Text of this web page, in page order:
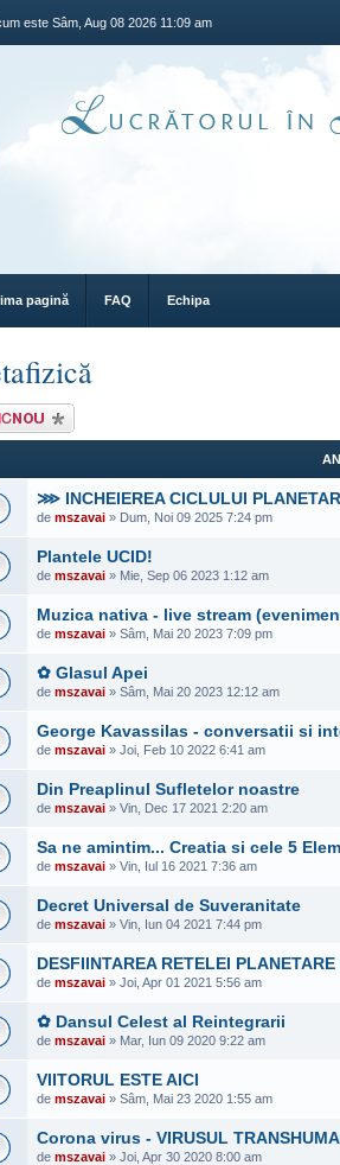
este Sâm, Aug 08 2026 11:09 am
pagină FAQ Echipa
subiect
⋙ INCHEIEREA CICLULUI
de mszavai » Dum, Noi 09 2025 7:24 pm
Plantele UCID!
de mszavai » Mie, Sep 06 2023 1:12 am
Muzica nativa - live stream
de mszavai » Sâm, Mai 20 2023 7:09 pm
✿ Glasul Apei
de mszavai » Sâm, Mai 20 2023 12:12 am
George Kavassilas - conversatii si
de mszavai » Joi, Feb 10 2022 6:41 am
Din Preaplinul Sufletelor noastre
de mszavai » Vin, Dec 17 2021 2:20 am
Sa ne amintim... Creatia si cele 5
de mszavai » Vin, Iul 16 2021 7:36 am
Decret Universal de Suveranitate
de mszavai » Vin, Iun 04 2021 7:44 pm
DESFIINTAREA RETELEI
de mszavai » Joi, Apr 01 2021 5:56 am
✿ Dansul Celest al Reintegrarii
de mszavai » Mar, Iun 09 2020 9:22 am
VIITORUL ESTE AICI
de mszavai » Sâm, Mai 23 2020 1:55 am
Corona virus - VIRUSUL
de mszavai » Joi, Apr 30 2020 8:00 am